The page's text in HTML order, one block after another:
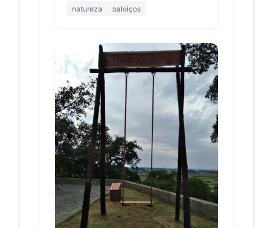
natureza baloiços